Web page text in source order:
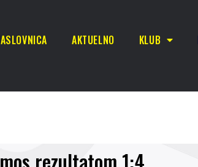
AKTUELNO KLUB
rezultatom 1:4